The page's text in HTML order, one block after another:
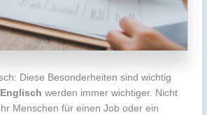
Diese Besonderheiten sind wichtig
Englischwerden immer wichtiger. Nicht
Menschen für einen Job oder ein